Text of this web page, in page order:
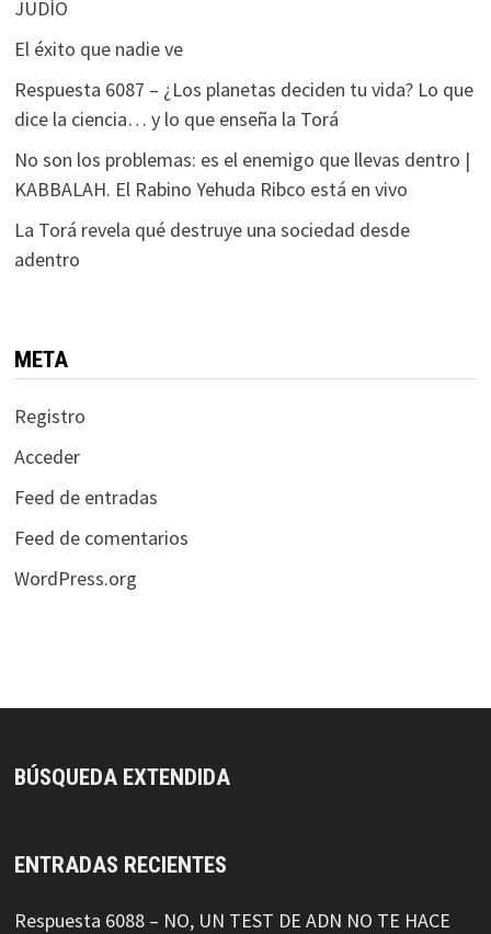
JUDÍO
El éxito que nadie ve
Respuesta 6087 – ¿Los planetas deciden tu vida? Lo que
dice la ciencia… y lo que enseña la Torá
No son los problemas: es el enemigo que llevas dentro |
KABBALAH. El Rabino Yehuda Ribco está en vivo
La Torá revela qué destruye una sociedad desde
adentro
META
Registro
Acceder
Feed de entradas
Feed de comentarios
WordPress.org
BÚSQUEDA EXTENDIDA
ENTRADAS RECIENTES
Respuesta 6088 – NO, UN TEST DE ADN NO TE HACE